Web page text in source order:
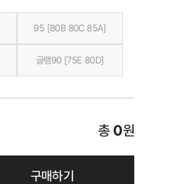
95 [80B 80C 85A]
글램90 [75E 80D]
총 0원
구매하기